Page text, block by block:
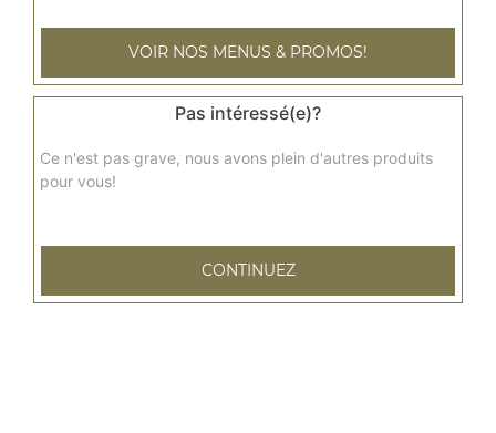
reblochonne l
Base sauce tomates, mozzarella, reblochon, viande
15.00€
Base sauce tomates, mozzarella, persil, ail, cocktail de
fruits de mer, marinés à l'huile d'olive
VOIR NOS MENUS & PROMOS!
Pas intéressé(e)?
Ce n'est pas grave, nous avons plein d'autres produits
pour vous!
CONTINUEZ